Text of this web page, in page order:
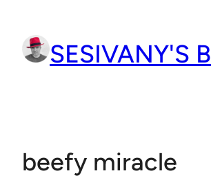
obsah
SESIVANY'S
beefy miracle